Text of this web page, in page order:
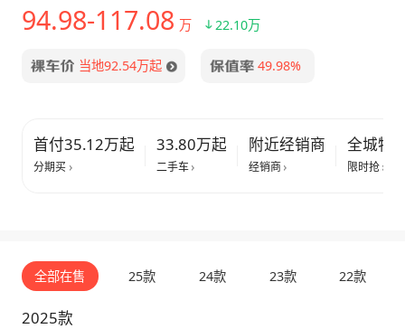
94.98-117.08 万 22.10万
当地92.54万起 49.98%
首付35.12万起
分期买
33.80万起
二手车
附近经销商
经销商
全城特
限时抢
全部在售 25款 24款 23款 22款
2025款